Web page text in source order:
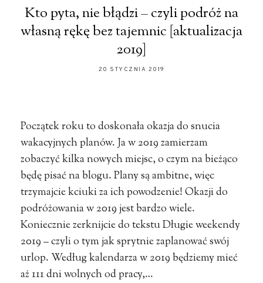
Kto pyta, nie błądzi – czyli podróż na
własną rękę bez tajemnic [aktualizacja
2019]
20 STYCZNIA 2019
Początek roku to doskonała okazja do snucia
wakacyjnych planów. Ja w 2019 zamierzam
zobaczyć kilka nowych miejsc, o czym na bieżąco
będę pisać na blogu. Plany są ambitne, więc
trzymajcie kciuki za ich powodzenie! Okazji do
podróżowania w 2019 jest bardzo wiele.
Koniecznie zerknijcie do tekstu Długie weekendy
2019 – czyli o tym jak sprytnie zaplanować swój
urlop. Według kalendarza w 2019 będziemy mieć
aż 111 dni wolnych od pracy,…